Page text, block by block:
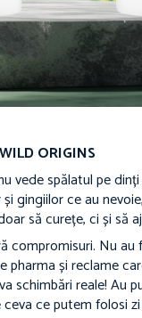
ORIGINS
spălatul pe
gingiilor ce au
să curețe, ci și să
compromisuri. Nu
și reclame
schimbări reale! Au
ce putem folosi